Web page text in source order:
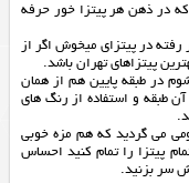
در ذهن هر پیتزا خور حرفه
رفته در پیتزای میخوش اگر از
پیتزاهای تهران باشد.
در طبقه پایین هم از همان
طبقه و استفاده از رنگ های
می گردید که هم مزه خوبی
پیتزا را تمام کنید احساس
سر بزنید.